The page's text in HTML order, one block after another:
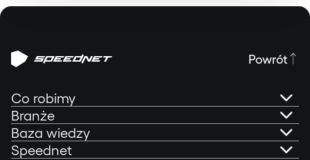
Powrót
Co robimy
AI Governance
Branże
Bankowość online
Baza wiedzy
Speednet